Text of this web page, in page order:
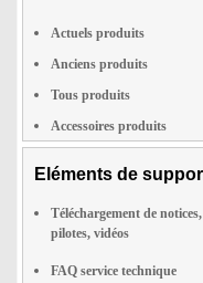
Actuels produits
Anciens produits
Tous produits
Accessoires produits
Eléments de
Téléchargement de notices,
pilotes, vidéos
FAQ service technique